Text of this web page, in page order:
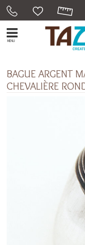
MENU
BAGUE ARGENT
CHEVALIÈRE